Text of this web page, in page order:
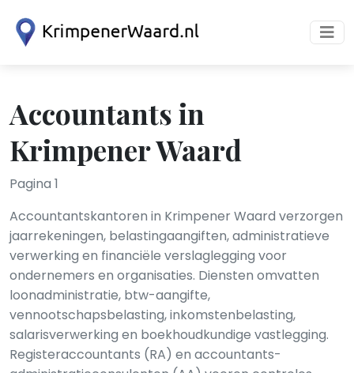
Accountants in
Krimpener Waard
Pagina 1
Accountantskantoren in Krimpener Waard verzorgen
jaarrekeningen, belastingaangiften, administratieve
verwerking en financiële verslaglegging voor
ondernemers en organisaties. Diensten omvatten
loonadministratie, btw-aangifte,
vennootschapsbelasting, inkomstenbelasting,
salarisverwerking en boekhoudkundige vastlegging.
Registeraccountants (RA) en accountants-